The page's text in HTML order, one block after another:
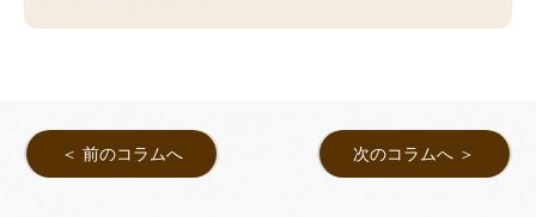
＜ 前のコラムへ 次のコラムへ ＞